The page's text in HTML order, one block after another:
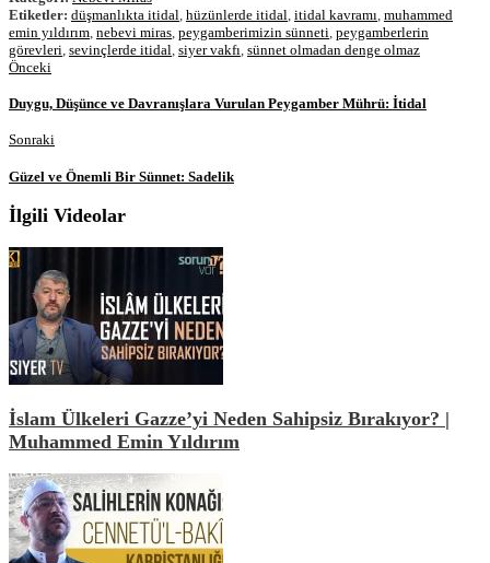
Etiketler: düşmanlıkta itidal hüzünlerde itidal itidal kavramı muhammed
emin yıldırım nebevi miras peygamberimizin sünneti peygamberlerin
görevleri sevinçlerde itidal siyer vakfı sünnet olmadan denge olmaz
Önceki
Duygu, Düşünce ve Davranışlara Vurulan Peygamber Mührü: İtidal
Sonraki
Güzel ve Önemli Bir Sünnet: Sadelik
İlgili Videolar
İslam Ülkeleri Gazze’yi Neden Sahipsiz Bırakıyor? |
Muhammed Emin Yıldırım